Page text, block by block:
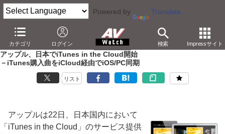
Powered by Translate
カテゴリ ログイン 検索 Impressサイト
AV Watch コンテンツ・サービス 音楽配信
iTunes
アップル、日本でiTunes in the Cloud開始
－iTunes購入曲をiCloud経由でiOS/PC同期
リスト
アップルは22日、日本国内において
「iTunes in the Cloud」のサービス提供